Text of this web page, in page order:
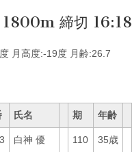
1800m 締切 16:18
月高度:-19度 月齢:26.7
氏名 期 年齢
白神 優 110 35歳